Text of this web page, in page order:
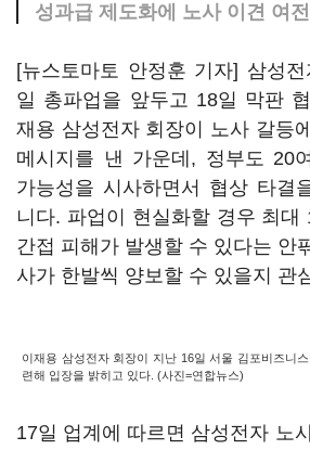
성과급 제도화에 노사 이견 여전
[뉴스토마토 안정훈 기자] 삼성
일 총파업을 앞두고 18일 막판
재용 삼성전자 회장이 노사 갈등
메시지를 낸 가운데, 정부도 20
가능성을 시사하면서 협상 타결
니다. 파업이 현실화할 경우 최대
간접 피해가 발생할 수 있다는 안
사가 한발씩 양보할 수 있을지 관
이재용 삼성전자 회장이 지난 16일 서울 김포비즈니
련해 입장을 밝히고 있다. (사진=연합뉴스)
17일 업계에 따르면 삼성전자 노